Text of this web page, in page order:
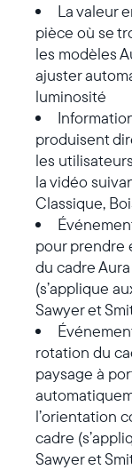
La valeur
pièce où se
les modèles
ajuster
luminosité
produisent
les
la vidéo
Classique,
pour prendre
du cadre
(s’applique
Sawyer et
rotation du
paysage à
l’orientation
cadre
Sawyer et